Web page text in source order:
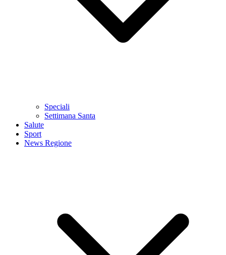
Speciali
Settimana Santa
Salute
Sport
News Regione